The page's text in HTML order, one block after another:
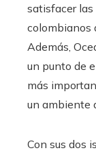
satisfacer las
colombianos
Además,
un punto de
más
un ambiente
Con sus dos